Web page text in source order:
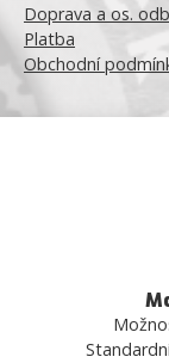
Doprava a os.
Platba
Obchodní